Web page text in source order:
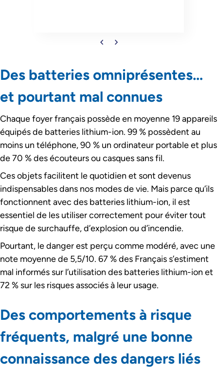
caret-leftcaret-right
Des batteries omniprésentes…
et pourtant mal connues
Chaque foyer français possède en moyenne 19 appareils
équipés de batteries lithium-ion. 99 % possèdent au
moins un téléphone, 90 % un ordinateur portable et plus
de 70 % des écouteurs ou casques sans fil.
Ces objets facilitent le quotidien et sont devenus
indispensables dans nos modes de vie. Mais parce qu’ils
fonctionnent avec des batteries lithium-ion, il est
essentiel de les utiliser correctement pour éviter tout
risque de surchauffe, d’explosion ou d’incendie.
Pourtant, le danger est perçu comme modéré, avec une
note moyenne de 5,5/10. 67 % des Français s’estiment
mal informés sur l’utilisation des batteries lithium-ion et
72 % sur les risques associés à leur usage.
Des comportements à risque
fréquents, malgré une bonne
connaissance des dangers liés